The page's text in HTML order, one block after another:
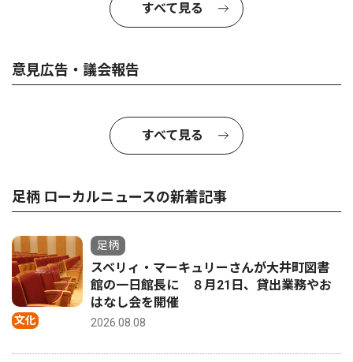
すべて見る
意見広告・議会報告
すべて見る
足柄 ローカルニュースの新着記事
文化
足柄
スベリィ・マーキュリーさんが大井町図書
館の一日館長に ８月21日、貸出業務やお
はなし会を開催
2026.08.08